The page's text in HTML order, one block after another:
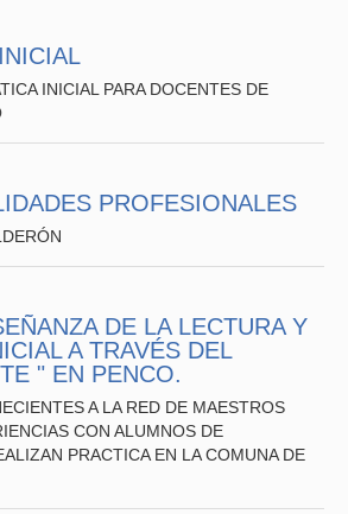
INICIAL PARA DOCENTES DE
PROFESIONALES
DE LA LECTURA Y
A TRAVÉS DEL
" EN PENCO.
A LA RED DE MAESTROS
CON ALUMNOS DE
PRACTICA EN LA COMUNA DE